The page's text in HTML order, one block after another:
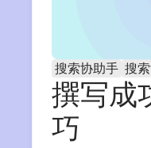
搜索协助手 搜
撰写成
巧